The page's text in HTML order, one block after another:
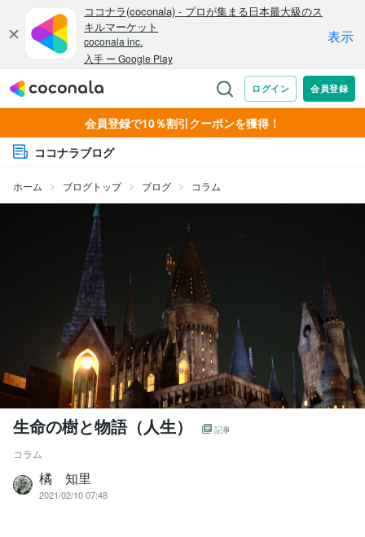
会員登録で10％割引クーポンを獲得！
ココナラブログ
ホーム ブログトップ ブログ コラム
生命の樹と物語（人生） 記事
コラム
橘 知里
2021/02/10 07:48